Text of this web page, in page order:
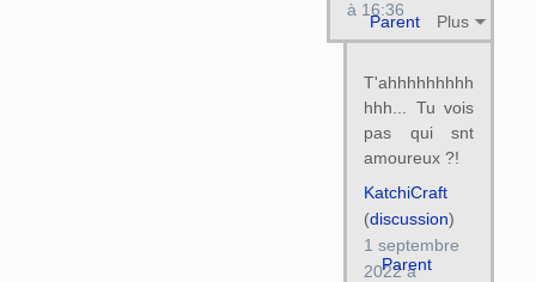
Parent Plus
à 16:36
T'ahhhhhhhhh
hhh... Tu vois
pas qui snt
amoureux ?!
Parent
KatchiCraft
(discussion)
1 septembre
2022 à